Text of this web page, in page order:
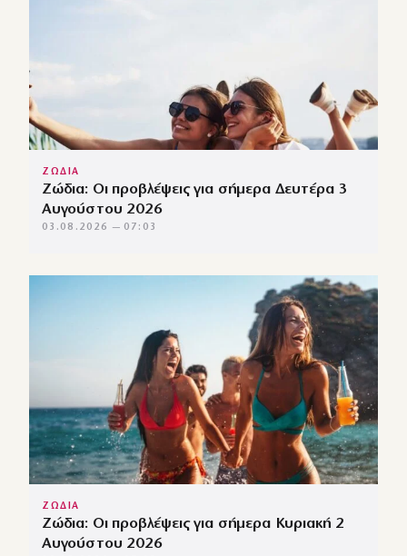
ΖΩΔΙΑ
Ζώδια: Οι προβλέψεις για σήμερα Δευτέρα 3
Αυγούστου 2026
03.08.2026 — 07:03
ΖΩΔΙΑ
Ζώδια: Οι προβλέψεις για σήμερα Κυριακή 2
Αυγούστου 2026